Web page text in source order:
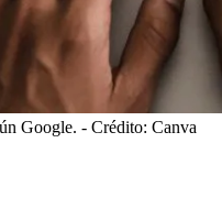
Google. - Crédito: Canva